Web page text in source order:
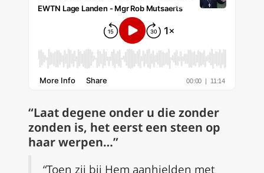
“Laat degene onder u die zonder
zonden is, het eerst een steen op
haar werpen…”
“Toen zij bij Hem aanhielden met